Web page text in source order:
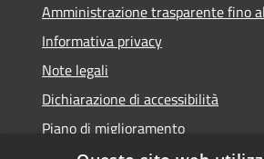
Amministrazione trasparente fino
Informativa privacy
Note legali
Dichiarazione di accessibilità
Piano di miglioramento